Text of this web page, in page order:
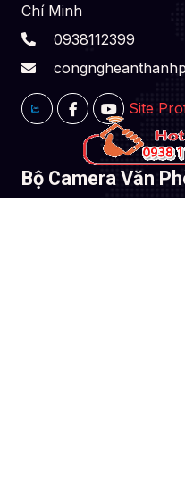
Chí Minh
0938112399
Site
Bộ Camera Văn